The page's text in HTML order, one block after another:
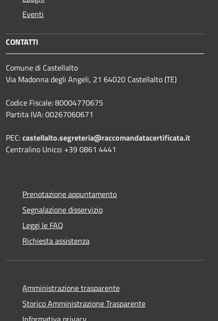
Eventi
CONTATTI
Comune di Castellalto
Via Madonna degli Angeli, 21 64020 Castellalto (TE)
Codice Fiscale: 80004770675
Partita IVA: 00267060671
PEC:castellalto.segreteria@raccomandatacertificata.it
Centralino Unico: +39 0861 4441
Prenotazione appuntamento
Segnalazione disservizio
Leggi le FAQ
Richiesta assistenza
Amministrazione trasparente
Storico Amministrazione Trasparente